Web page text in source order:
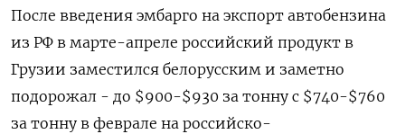
После введения эмбарго на экспорт автобензина
из РФ в марте-апреле российский продукт в
Грузии заместился белорусским и заметно
подорожал - до $900-$930 за тонну с $740-$760
за тонну в феврале на российско-